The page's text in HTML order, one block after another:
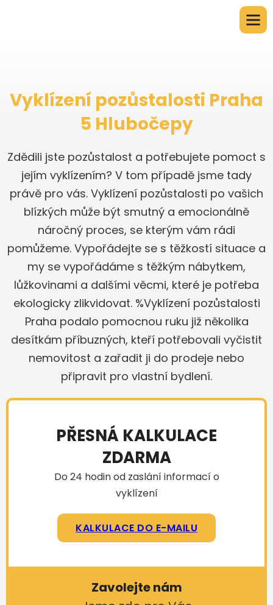
Vyklízení pozůstalosti Praha
5 Hlubočepy
Zdědili jste pozůstalost a potřebujete pomoct s
jejím vyklízením? V tom případě jsme tady
právě pro vás. Vyklízení pozůstalosti po vašich
blízkých může být smutný a emocionálně
náročný proces, se kterým vám rádi
pomůžeme. Vypořádejte se s těžkostí situace a
my se vypořádáme s těžkým nábytkem,
lůžkovinami a dalšími věcmi, které je potřeba
ekologicky zlikvidovat. %Vyklízení pozůstalosti
Praha podalo pomocnou ruku již několika
desítkám příbuzných, kteří potřebovali vyčistit
nemovitost a zařadit ji do prodeje nebo
připravit pro vlastní bydlení.
PŘESNÁ KALKULACE
ZDARMA
Do 24 hodin od zaslání informací o
vyklízení
KALKULACE DO E-MAILU
Zavolejte nám